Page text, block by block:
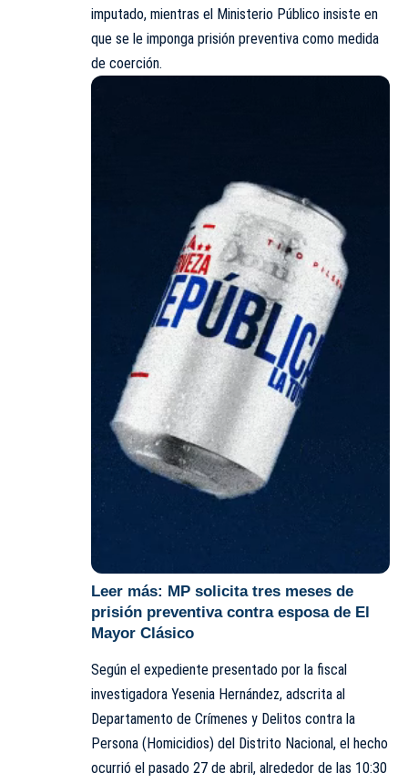
imputado, mientras el Ministerio Público insiste en
que se le imponga prisión preventiva como medida
de coerción.
Leer más: MP solicita tres meses de
prisión preventiva contra esposa de El
Mayor Clásico
Según el expediente presentado por la fiscal
investigadora Yesenia Hernández, adscrita al
Departamento de Crímenes y Delitos contra la
Persona (Homicidios) del Distrito Nacional, el hecho
ocurrió el pasado 27 de abril, alrededor de las 10:30